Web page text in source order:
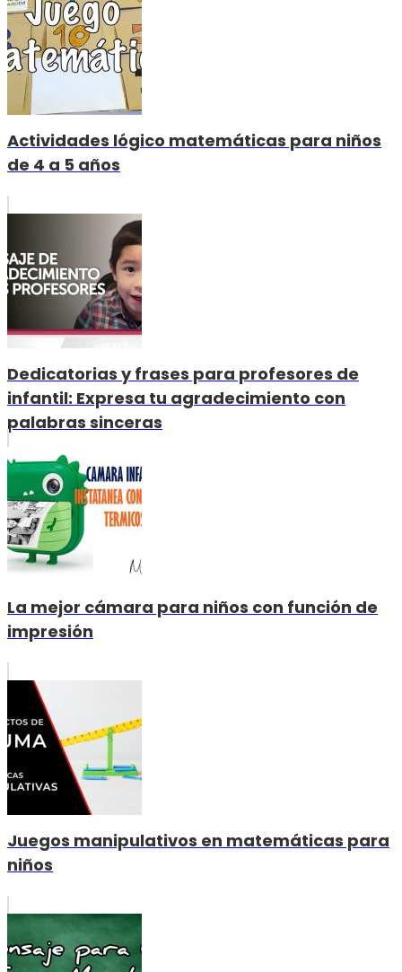
Actividades lógico matemáticas para niños
de 4 a 5 años
Dedicatorias y frases para profesores de
infantil: Expresa tu agradecimiento con
palabras sinceras
La mejor cámara para niños con función de
impresión
Juegos manipulativos en matemáticas para
niños